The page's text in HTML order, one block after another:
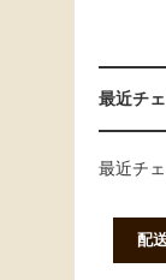
最近チ
最近チ
配